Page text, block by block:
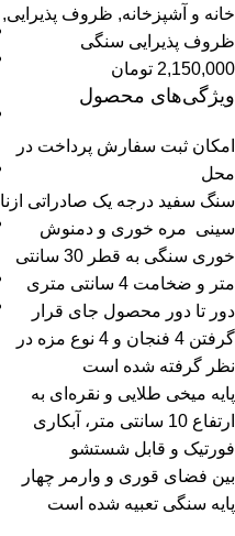
خانه و آشپزخانه, ظروف پذیرایی,
ظروف پذیرایی سنگی
2,150,000 تومان
ویژگی‌های محصول
امکان ثبت سفارش پرداخت در
محل
سنگ سفید درجه یک صادراتی ازنا
سینی مره خوری و دمنوش
خوری سنگی به قطر 30 سانتی
متر و ضخامت 4 سانتی متری
دور تا دور محصول جای قرار
گرفتن 4 فنجان و 4 نوع مزه در
نظر گرفته شده است
پایه میخی طلایی و نقره‌ای به
ارتفاع 10 سانتی متر، آبکاری
فورتیک و قابل شستشو
بین فضای قوری و وارمر چهار
پایه سنگی تعبیه شده است